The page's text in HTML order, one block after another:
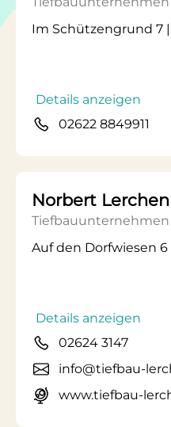
Im Schützengrund 7
Details anzeigen
02622 8849911
Norbert
Tiefbauunternehmen
Auf den Dorfwiesen
Details anzeigen
02624 3147
info@tiefbau-
www.tiefbau-